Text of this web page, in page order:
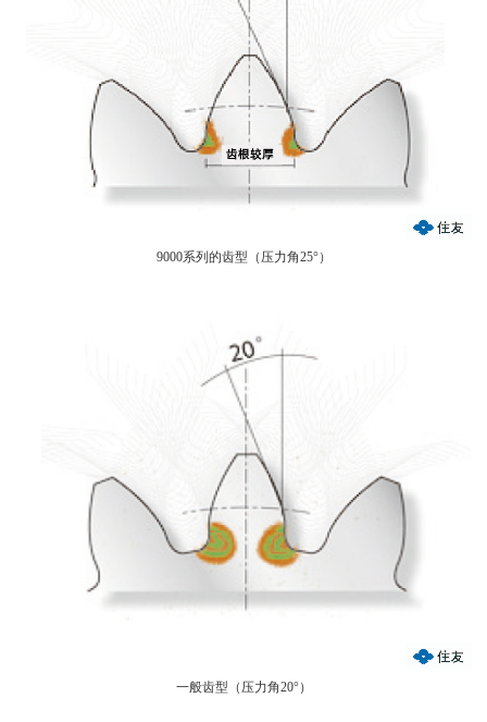
9000系列的齿型（压力角25°）
一般齿型（压力角20°）